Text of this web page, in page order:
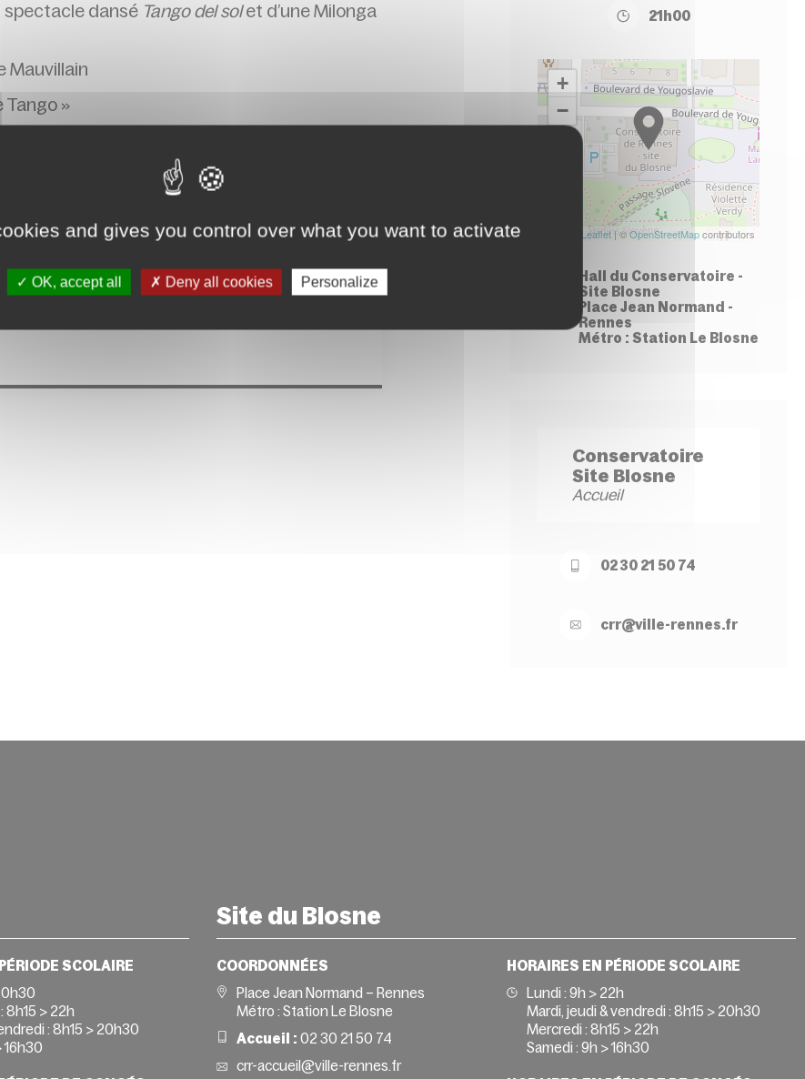
spectacle dansé Tango del solet d’une Milonga
Mauvillain
Tango »
de restauration légère faite maison et de
21h00
+
−
Leaflet| ©OpenStreetMapcontributors
Hall du Conservatoire -
Site Blosne
Place Jean Normand -
Rennes
Métro : Station Le Blosne
Conservatoire
Site Blosne
Accueil
02 30 21 50 74
crr@ville-rennes.fr
SCOLAIRE
8h15 > 22h
: 8h15 > 20h30
16h30
Site du Blosne
COORDONNÉES
Place Jean Normand – Rennes
Métro : Station Le Blosne
Accueil : 02 30 21 50 74
crr-accueil@ville-rennes.fr
HORAIRES EN PÉRIODE SCOLAIRE
Lundi : 9h > 22h
Mardi, jeudi & vendredi : 8h15 > 20h30
Mercredi : 8h15 > 22h
Samedi : 9h > 16h30
and gives you control over what you want to activate
OK, accept all Deny all cookies Personalize